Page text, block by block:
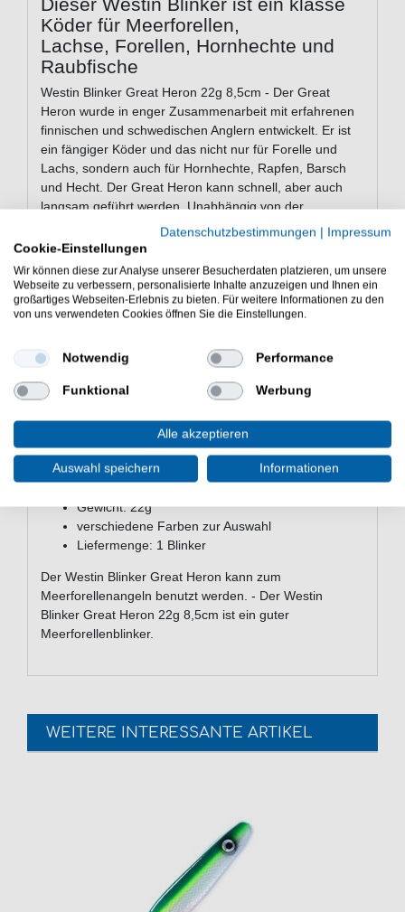
Dieser Westin Blinker ist ein klasse
Köder für Meerforellen,
Lachse, Forellen, Hornhechte und
Raubfische
Westin Blinker Great Heron 22g 8,5cm - Der Great
Heron wurde in enger Zusammenarbeit mit erfahrenen
finnischen und schwedischen Anglern entwickelt. Er ist
ein fängiger Köder und das nicht nur für Forelle und
Lachs, sondern auch für Hornhechte, Rapfen, Barsch
und Hecht. Der Great Heron kann schnell, aber auch
langsam geführt werden. Unabhängig von der
Geschwindigkeit hat er ein sehr lebhaftes Spiel. Es gibt
in in vielen verschiedenen Farben, so dass man für
jeden Einsatzzweck den richtigen Köder finden kann.
Great Heron
Material: ABS-Kunststoff / Zink
zwei Sprengringe vor dem Haken für verminderte
Hebelwirkung
naturgetreu handbemalt
Gewicht: 22g
verschiedene Farben zur Auswahl
Liefermenge: 1 Blinker
Der Westin Blinker Great Heron kann zum
Meerforellenangeln benutzt werden. - Der Westin
Blinker Great Heron 22g 8,5cm ist ein guter
Meerforellenblinker.
WEITERE INTERESSANTE ARTIKEL
Datenschutzbestimmungen | Impressum
Cookie-Einstellungen
Wir können diese zur Analyse unserer Besucherdaten platzieren, um unsere
Webseite zu verbessern, personalisierte Inhalte anzuzeigen und Ihnen ein
großartiges Webseiten-Erlebnis zu bieten. Für weitere Informationen zu den
von uns verwendeten Cookies öffnen Sie die Einstellungen.
Notwendig Performance
Funktional Werbung
Alle akzeptieren
Auswahl speichern Informationen